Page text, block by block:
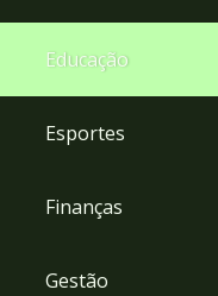
Educação
Esportes
Finanças
Gestão